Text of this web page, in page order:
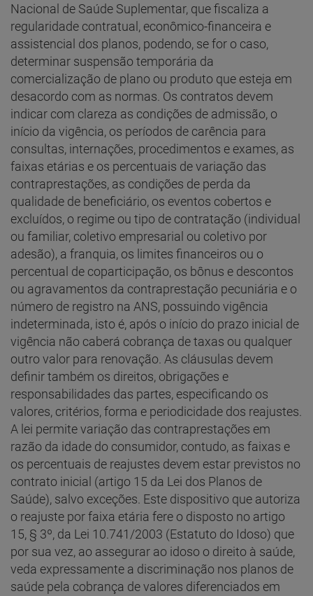
Nacional de Saúde Suplementar, que fiscaliza a
regularidade contratual, econômico-financeira e
assistencial dos planos, podendo, se for o caso,
determinar suspensão temporária da
comercialização de plano ou produto que esteja em
desacordo com as normas. Os contratos devem
indicar com clareza as condições de admissão, o
início da vigência, os períodos de carência para
consultas, internações, procedimentos e exames, as
faixas etárias e os percentuais de variação das
contraprestações, as condições de perda da
qualidade de beneficiário, os eventos cobertos e
excluídos, o regime ou tipo de contratação (individual
ou familiar, coletivo empresarial ou coletivo por
adesão), a franquia, os limites financeiros ou o
percentual de coparticipação, os bônus e descontos
ou agravamentos da contraprestação pecuniária e o
número de registro na ANS, possuindo vigência
indeterminada, isto é, após o início do prazo inicial de
vigência não caberá cobrança de taxas ou qualquer
outro valor para renovação. As cláusulas devem
definir também os direitos, obrigações e
responsabilidades das partes, especificando os
valores, critérios, forma e periodicidade dos reajustes.
A lei permite variação das contraprestações em
razão da idade do consumidor, contudo, as faixas e
os percentuais de reajustes devem estar previstos no
contrato inicial (artigo 15 da Lei dos Planos de
Saúde), salvo exceções. Este dispositivo que autoriza
o reajuste por faixa etária fere o disposto no artigo
15, § 3º, da Lei 10.741/2003 (Estatuto do Idoso) que
por sua vez, ao assegurar ao idoso o direito à saúde,
veda expressamente a discriminação nos planos de
saúde pela cobrança de valores diferenciados em